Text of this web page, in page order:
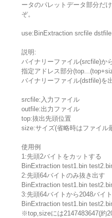
ータのパレットデータ部分だ
ぞ。
use:BinExtraction srcfile
説明:
バイナリーファイル(srcfile)か
指定アドレス部分
バイナリーファイル(dstfile)を
srcfile:入力ファイル
outfile:出力ファイル
top:抜出先頭位置
size:サイズ(省略時はファイル
使用例
1:先頭2バイトをカットする
BinExtraction test1.bin
2:先頭64バイトのみ抜き出す
BinExtraction test1.bin
3:先頭64バイトから2048バイ
BinExtraction test1.bin
※top,sizeには2147483647(約